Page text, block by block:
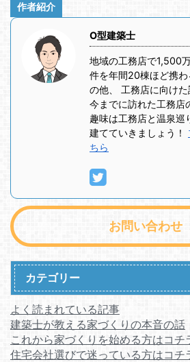
作者紹介
O型建築士
地域の工務店で1,500
件を年間20棟ほど携
の他、 工務店に向けた
今までに訪れた工務店
趣味は工務店と温泉巡
建てていきましょう！
ちら
お問い合わせ
カテゴリー
よく読まれている記事
建築士が教える家づくりの本音の話
これから家づくりを始める方はコチ
住宅会社選びで迷っている方はコチ